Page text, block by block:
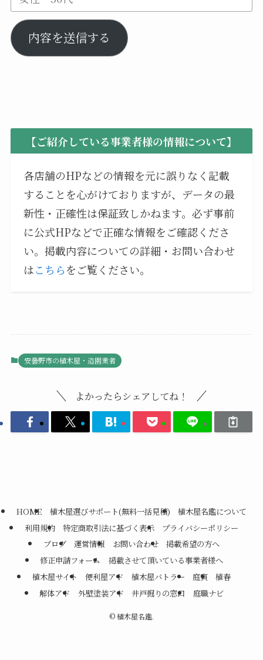
内容を送信する
【ご紹介している事業者様の情報について】
各店舗のHPなどの情報を元に誤りなく記載
することを心がけておりますが、データの最
新性・正確性は保証致しかねます。必ず事前
に公式HPなどで正確な情報をご確認くださ
い。掲載内容についての詳細・お問い合わせ
はこちらをご覧ください。
安曇野市の植木屋・造園業者
よかったらシェアしてね！
HOME 植木屋選びサポート(無料一括見積)
植木屋名鑑について
利用規約
特定商取引法に基づく表示
プライバシーポリシー
ブログ
運営情報 お問い合わせ
掲載希望の方へ
修正申請フォーム
掲載させて頂いている事業者様へ
植木屋サイト
便利屋アド 植木屋バトラー 庭寅
植春
解体アド
外壁塗装アド 井戸掘りの窓口 庭職ナビ
©植木屋名鑑.